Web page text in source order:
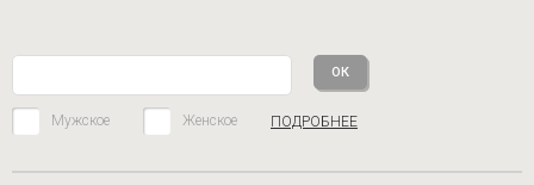
Мужское Женское ПОДРОБНЕЕ